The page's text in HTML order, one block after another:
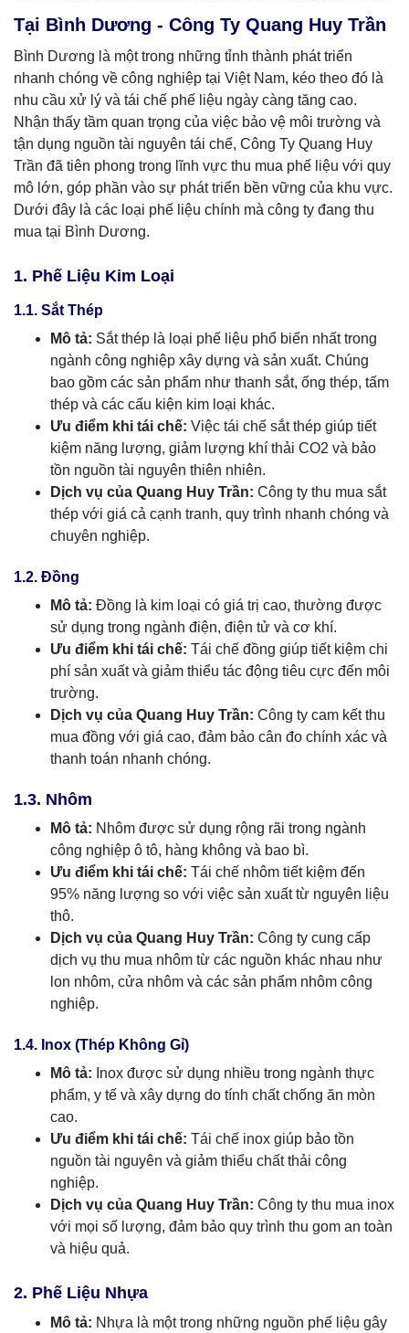
Tại Bình Dương - Công Ty Quang Huy Trần
Bình Dương là một trong những tỉnh thành phát triển
nhanh chóng về công nghiệp tại Việt Nam, kéo theo đó là
nhu cầu xử lý và tái chế phế liệu ngày càng tăng cao.
Nhận thấy tầm quan trọng của việc bảo vệ môi trường và
tận dụng nguồn tài nguyên tái chế, Công Ty Quang Huy
Trần đã tiên phong trong lĩnh vực thu mua phế liệu với quy
mô lớn, góp phần vào sự phát triển bền vững của khu vực.
Dưới đây là các loại phế liệu chính mà công ty đang thu
mua tại Bình Dương.
1. Phế Liệu Kim Loại
1.1. Sắt Thép
Mô tả: Sắt thép là loại phế liệu phổ biến nhất trong
ngành công nghiệp xây dựng và sản xuất. Chúng
bao gồm các sản phẩm như thanh sắt, ống thép, tấm
thép và các cấu kiện kim loại khác.
Ưu điểm khi tái chế: Việc tái chế sắt thép giúp tiết
kiệm năng lượng, giảm lượng khí thải CO2 và bảo
tồn nguồn tài nguyên thiên nhiên.
Dịch vụ của Quang Huy Trần: Công ty thu mua sắt
thép với giá cả cạnh tranh, quy trình nhanh chóng và
chuyên nghiệp.
1.2. Đồng
Mô tả: Đồng là kim loại có giá trị cao, thường được
sử dụng trong ngành điện, điện tử và cơ khí.
Ưu điểm khi tái chế: Tái chế đồng giúp tiết kiệm chi
phí sản xuất và giảm thiểu tác động tiêu cực đến môi
trường.
Dịch vụ của Quang Huy Trần: Công ty cam kết thu
mua đồng với giá cao, đảm bảo cân đo chính xác và
thanh toán nhanh chóng.
1.3. Nhôm
Mô tả: Nhôm được sử dụng rộng rãi trong ngành
công nghiệp ô tô, hàng không và bao bì.
Ưu điểm khi tái chế: Tái chế nhôm tiết kiệm đến
95% năng lượng so với việc sản xuất từ nguyên liệu
thô.
Dịch vụ của Quang Huy Trần: Công ty cung cấp
dịch vụ thu mua nhôm từ các nguồn khác nhau như
lon nhôm, cửa nhôm và các sản phẩm nhôm công
nghiệp.
1.4. Inox (Thép Không Gỉ)
Mô tả: Inox được sử dụng nhiều trong ngành thực
phẩm, y tế và xây dựng do tính chất chống ăn mòn
cao.
Ưu điểm khi tái chế: Tái chế inox giúp bảo tồn
nguồn tài nguyên và giảm thiểu chất thải công
nghiệp.
Dịch vụ của Quang Huy Trần: Công ty thu mua inox
với mọi số lượng, đảm bảo quy trình thu gom an toàn
và hiệu quả.
2. Phế Liệu Nhựa
Mô tả: Nhựa là một trong những nguồn phế liệu gây